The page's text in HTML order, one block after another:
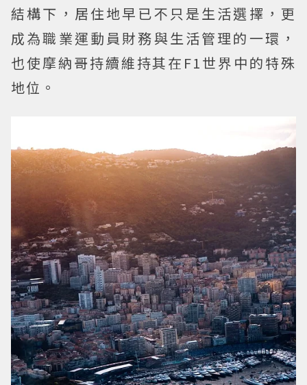
結構下，居住地早已不只是生活選擇，更
成為職業運動員財務與生活管理的一環，
也使摩納哥持續維持其在F1世界中的特殊
地位。